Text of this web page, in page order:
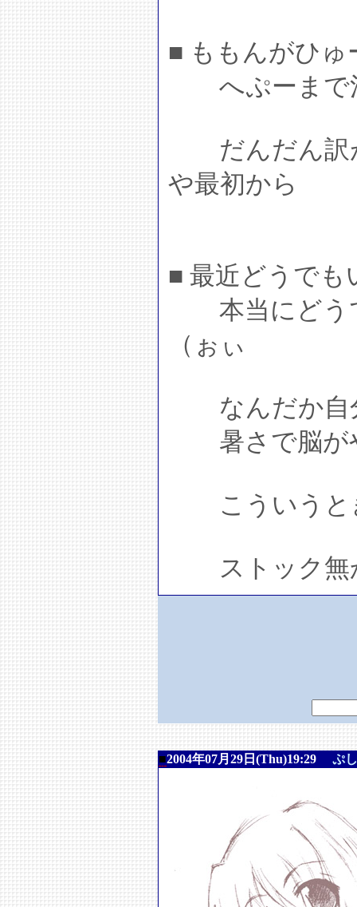
■ ももんがひ
へぷーまで
だんだん訳
や最初から
■ 最近どうでも
本当にどう
（ぉぃ
なんだか自
暑さで脳が
こういうと
ストック無
■2004年07月29日(Thu)19:29 ぷ